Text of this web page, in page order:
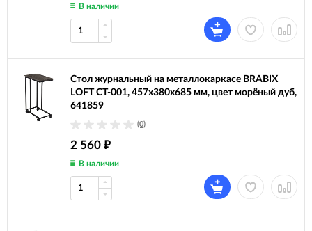
В наличии
Стол журнальный на металлокаркасе BRABIX
LOFT CT-001, 457х380х685 мм, цвет морёный дуб,
641859
(0)
2 560 ₽
В наличии